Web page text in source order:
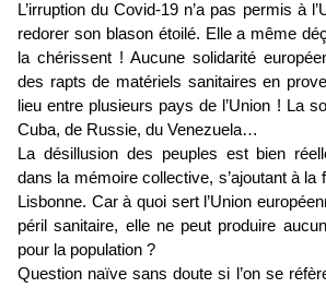
L’irruption du Covid-19 n’a pas permis à
redorer son blason étoilé. Elle a même
la chérissent ! Aucune solidarité
des rapts de matériels sanitaires en
lieu entre plusieurs pays de l’Union ! La
Cuba, de Russie, du Venezuela…
La désillusion des peuples est bien
dans la mémoire collective, s’ajoutant à la
Lisbonne. Car à quoi sert l’Union
péril sanitaire, elle ne peut produire
pour la population ?
Question naïve sans doute si l’on se